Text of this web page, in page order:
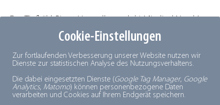
Cookie-Einstellungen
Zur fortlaufenden Verbesserung unserer Website nutzen wir
Dienste zur statistischen Analyse des Nutzungsverhaltens.
Die dabei eingesetzten Dienste (Google Tag Manager, Google
Analytics, Matomo) können personenbezogene Daten
verarbeiten und Cookies auf Ihrem Endgerät speichern.
Wagner hat Anfang September eine neue
eingeweiht. DieProduktionsoll offiziell Mitte
September starten. Mit der neuen Produktion baut
Wagner seine Kapazitäten weiter aus, insbesondere